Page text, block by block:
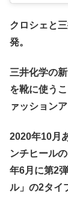
クロシェと
発。
三井化学の
を靴に使う
ァッションア
2020年10月
ンチヒール
年6月に第2
ル」の2タイ